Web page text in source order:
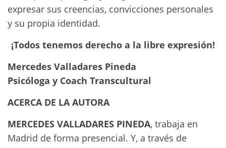
expresar sus creencias, convicciones personales
y su propia identidad.
¡Todos tenemos derecho a la libre expresión!
Mercedes Valladares Pineda
Psicóloga y Coach Transcultural
ACERCA DE LA AUTORA
MERCEDES VALLADARES PINEDA, trabaja en
Madrid de forma presencial. Y, a través de